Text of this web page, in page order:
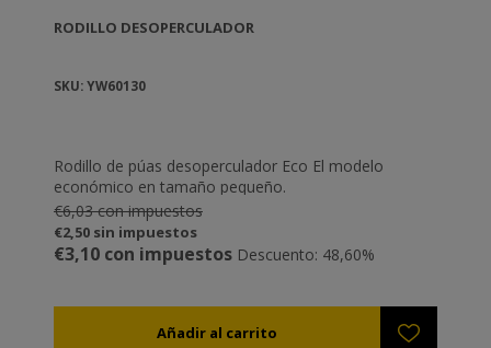
RODILLO DESOPERCULADOR
SKU: YW60130
Rodillo de púas desoperculador Eco El modelo
económico en tamaño pequeño.
€6,03 con impuestos
€2,50 sin impuestos
€3,10 con impuestos Descuento: 48,60%